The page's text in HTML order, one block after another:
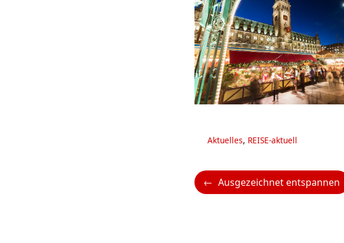
Kategorien
Aktuelles, REISE-aktuell
Ausgezeichnet entspannen